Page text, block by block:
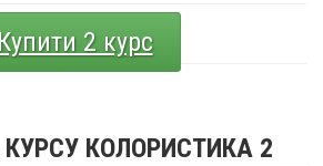
Купити 2 курс
КОЛОРИСТИКА 2